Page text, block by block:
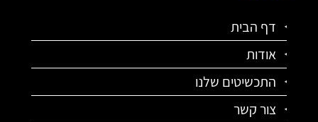
דף הבית
אודות
התכשיטים שלנו
צור קשר